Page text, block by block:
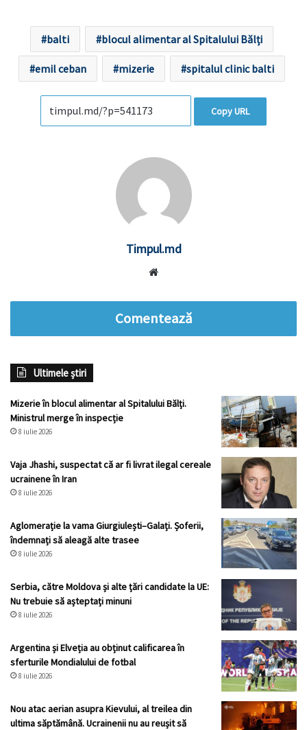
balti blocul alimentar al Spitalului Bălți
emil ceban mizerie spitalul clinic balti
Copy URL
Timpul.md
Comentează
Ultimele știri
Mizerie în blocul alimentar al Spitalului Bălți.
Ministrul merge în inspecție
8 iulie 2026
Vaja Jhashi, suspectat că ar fi livrat ilegal cereale
ucrainene în Iran
8 iulie 2026
Aglomerație la vama Giurgiulești–Galați. Șoferii,
îndemnați să aleagă alte trasee
8 iulie 2026
Serbia, către Moldova și alte țări candidate la UE:
Nu trebuie să așteptați minuni
8 iulie 2026
Argentina și Elveția au obținut calificarea în
sferturile Mondialului de fotbal
8 iulie 2026
Nou atac aerian asupra Kievului, al treilea din
ultima săptămână. Ucrainenii nu au reușit să